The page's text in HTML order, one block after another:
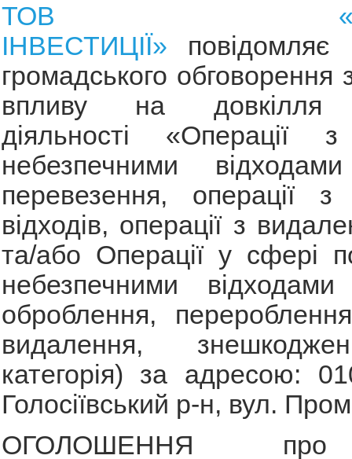
ТОВ
ІНВЕСТИЦІЇ» повідомляє
громадського обговорення
впливу на довкілля
діяльності «Операції з
небезпечними
перевезення, операції з
відходів, операції з
та/або Операції у сфері
небезпечними відходами
оброблення,
видалення,
категорія) за адресою:
Голосіївський р-н, вул.
ОГОЛОШЕННЯ про